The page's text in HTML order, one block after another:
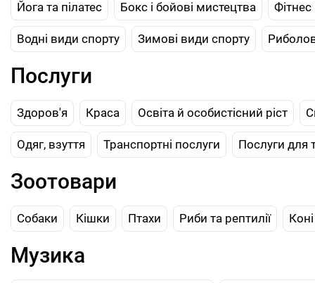
Йога та пілатес Бокс і бойові мистецтва Фітнес
Водні види спорту Зимові види спорту
Послуги
Здоров'я Краса Освіта й особистісний ріст
Одяг, взуття Транспортні послуги Послуги для
Зоотовари
Собаки Кішки Птахи Риби та рептилії Коні
Музика